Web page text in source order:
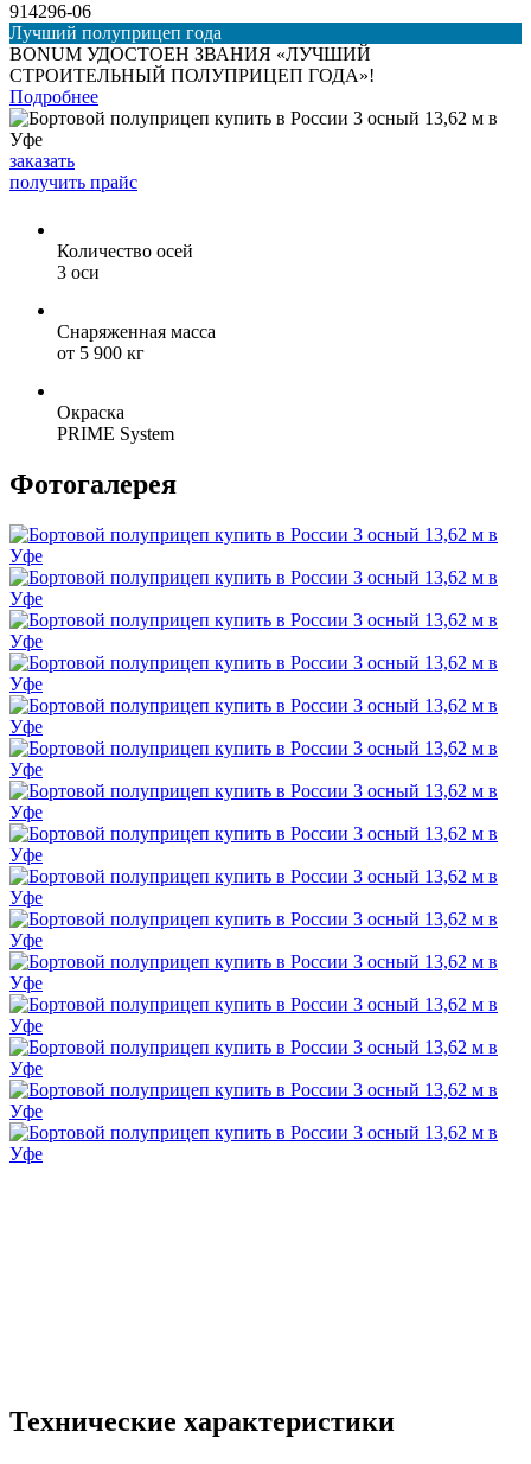
914296-06
Лучший полуприцеп года
BONUM УДОСТОЕН ЗВАНИЯ «ЛУЧШИЙ
СТРОИТЕЛЬНЫЙ ПОЛУПРИЦЕП ГОДА»!
Подробнее
заказать
получить прайс
Количество осей
3 оси
Снаряженная масса
от 5 900 кг
Окраска
PRIME System
Фотогалерея
Технические характеристики